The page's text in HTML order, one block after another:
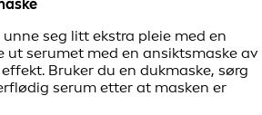
seg litt ekstra pleie med en
ut serumet med en ansiktsmaske av
Bruker du en dukmaske, sørg
serum etter at masken er